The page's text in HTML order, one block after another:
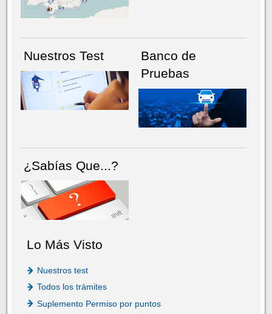
Nuestros Test
Banco de
Pruebas
¿Sabías Que...?
Lo Más Visto
Nuestros test
Todos los trámites
Suplemento Permiso por puntos